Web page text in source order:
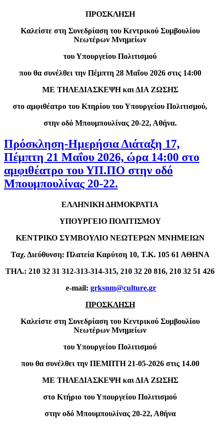
ΠΡΟΣΚΛΗΣΗ
Καλείστε στη Συνεδρίαση του Κεντρικού Συμβουλίου
Νεωτέρων Μνημείων
του Υπουργείου Πολιτισμού
που θα συνέλθει την Πέμπτη 28 Μαΐου 2026 στις 14:00
ΜΕ ΤΗΛΕΔΙΑΣΚΕΨΗ και ΔΙΑ ΖΩΣΗΣ
στο αμφιθέατρο του Κτηρίου του Υπουργείου Πολιτισμού,
στην οδό Μπουμπουλίνας 20-22, Αθήνα.
Πρόσκληση-Ημερήσια Διάταξη 17,
Πέμπτη 21 Μαΐου 2026, ώρα 14:00 στο
αμφιθέατρο του ΥΠ.ΠΟ στην οδό
Μπουμπουλίνας 20-22.
ΕΛΛΗΝΙΚΗ ΔΗΜΟΚΡΑΤΙΑ
ΥΠΟΥΡΓΕΙΟ ΠΟΛΙΤΙΣΜΟΥ
ΚΕΝΤΡΙΚΟ ΣΥΜΒΟΥΛΙΟ ΝΕΩΤΕΡΩΝ ΜΝΗΜΕΙΩΝ
Ταχ. Διεύθυνση: Πλατεία Καρύτση 10, Τ.Κ. 105 61 ΑΘΗΝΑ
ΤΗΛ.: 210 32 31 312-313-314-315, 210 32 20 816, 210 32 51 426
e-mail: grksnm@culture.gr
ΠΡΟΣΚΛΗΣΗ
Καλείστε στη Συνεδρίαση του Κεντρικού Συμβουλίου
Νεωτέρων Μνημείων
του Υπουργείου Πολιτισμού
που θα συνέλθει την ΠΕΜΠΤΗ 21-05-2026 στις 14.00
ΜΕ ΤΗΛΕΔΙΑΣΚΕΨΗ και ΔΙΑ ΖΩΣΗΣ
στο Κτήριο του Υπουργείου Πολιτισμού
στην οδό Μπουμπουλίνας 20-22, Αθήνα